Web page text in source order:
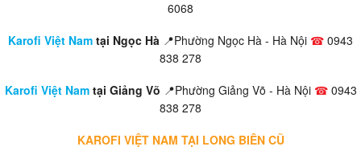
6068
Karofi Việt Nam tại Ngọc Hà 📍Phường Ngọc Hà - Hà Nội ☎ 0943
838 278
Karofi Việt Namtại Giảng Võ 📍Phường Giảng Võ - Hà Nội ☎0943
838 278
KAROFI VIỆT NAM TẠI LONG BIÊN CŨ